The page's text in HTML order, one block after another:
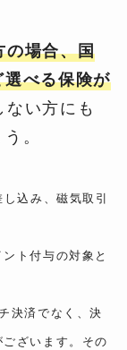
の場合、国
選べる保険が
ない方にも
。
込み、磁気取引
ト付与の対象と
決済でなく、決
ざいます。その